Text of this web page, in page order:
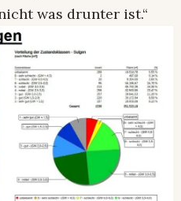
was drunter ist.“